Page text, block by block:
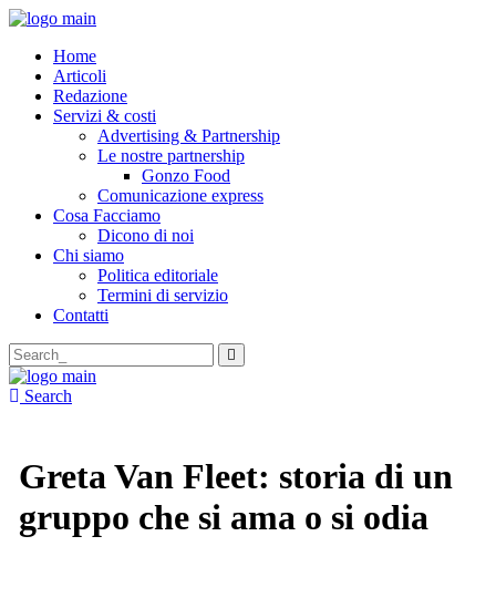
Home
Articoli
Redazione
Servizi & costi
Advertising & Partnership
Le nostre partnership
Gonzo Food
Comunicazione express
Cosa Facciamo
Dicono di noi
Chi siamo
Politica editoriale
Termini di servizio
Contatti
Search
for:
Search
Greta Van Fleet: storia di un
gruppo che si ama o si odia